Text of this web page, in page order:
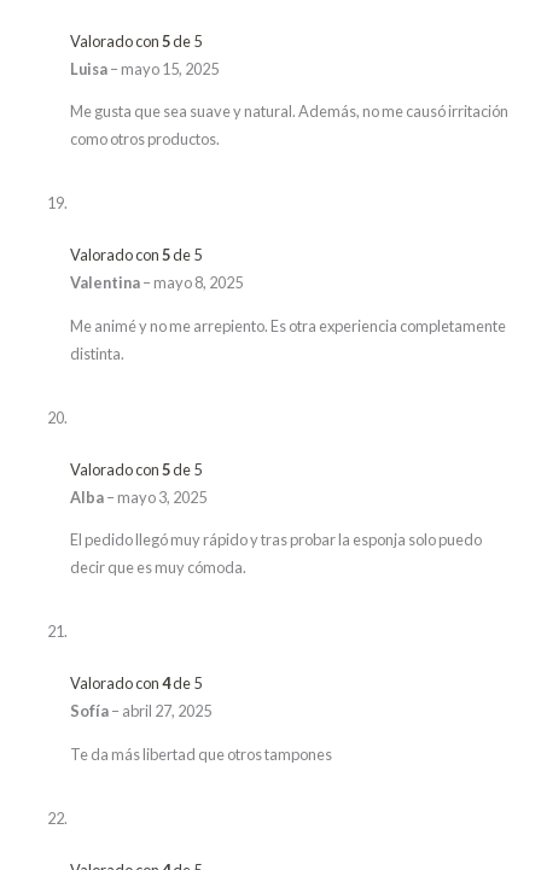
Valorado con5de 5
Luisa– mayo 15, 2025
Me gusta que sea suave y natural. Además, no me causó irritación
como otros productos.
Valorado con5de 5
Valentina– mayo 8, 2025
Me animé y no me arrepiento. Es otra experiencia completamente
distinta.
Valorado con5de 5
Alba– mayo 3, 2025
El pedido llegó muy rápido y tras probar la esponja solo puedo
decir que es muy cómoda.
Valorado con4de 5
Sofía– abril 27, 2025
Te da más libertad que otros tampones